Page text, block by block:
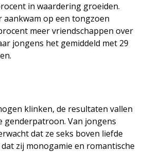
in waardering groeiden.
aankwam op een tongzoen
meer vriendschappen over
jongens het gemiddeld met 29
klinken, de resultaten vallen
genderpatroon. Van jongens
dat ze seks boven liefde
zij monogamie en romantische